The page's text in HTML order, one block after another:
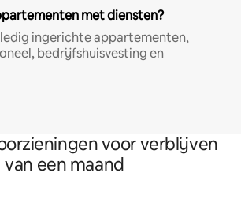
met diensten?
ingerichte appartementen,
bedrijfshuisvesting en
voor verblijven
van een maand